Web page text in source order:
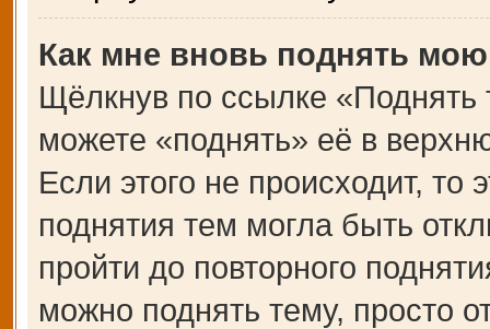
Как мне вновь поднять
Щёлкнув по ссылке
можете «поднять» её в
Если этого не происходит, то
поднятия тем могла быть
пройти до повторного
можно поднять тему, просто